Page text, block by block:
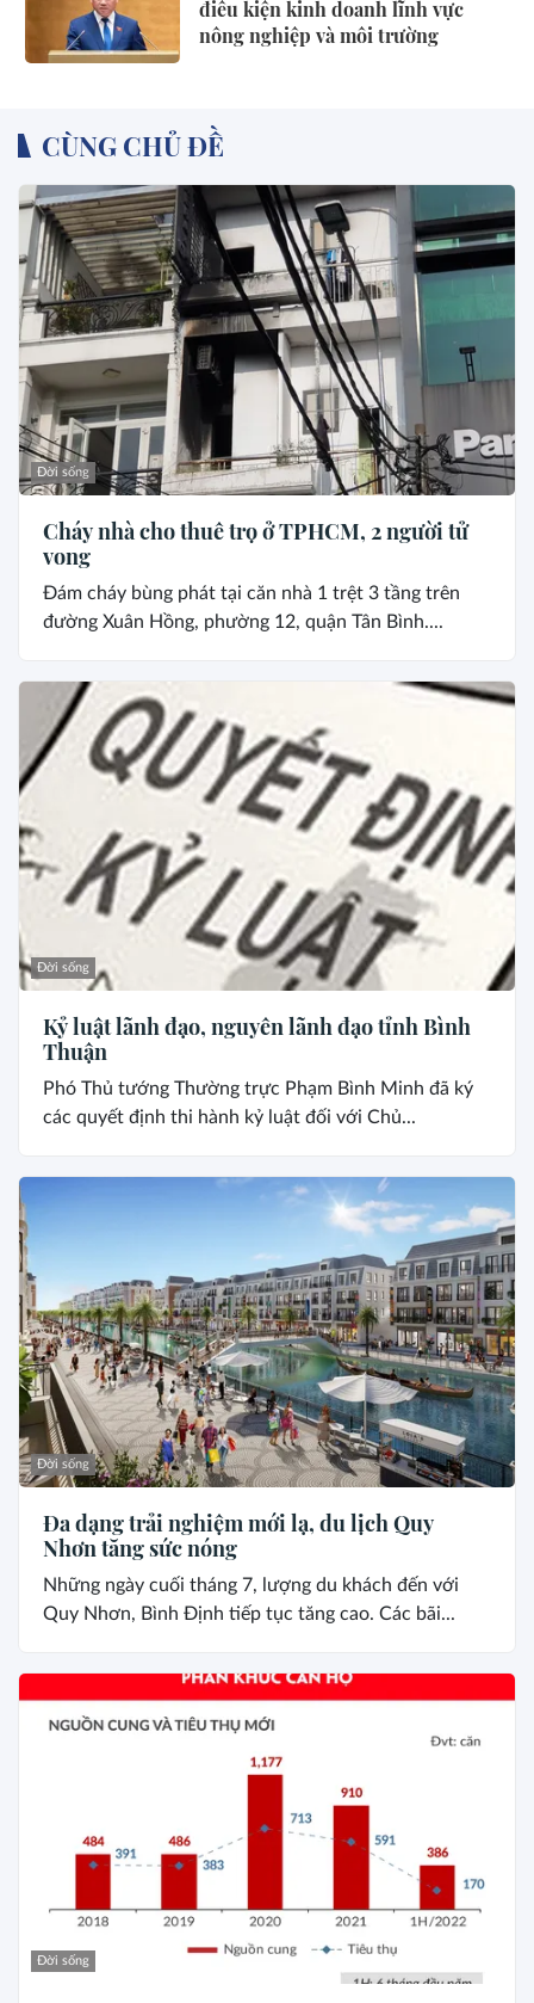
điều kiện kinh doanh lĩnh vực
nông nghiệp và môi trường
CÙNG CHỦ ĐỀ
Đời sống
Cháy nhà cho thuê trọ ở TPHCM, 2 người tử
vong
Đám cháy bùng phát tại căn nhà 1 trệt 3 tầng trên
đường Xuân Hồng, phường 12, quận Tân Bình....
Đời sống
Kỷ luật lãnh đạo, nguyên lãnh đạo tỉnh Bình
Thuận
Phó Thủ tướng Thường trực Phạm Bình Minh đã ký
các quyết định thi hành kỷ luật đối với Chủ...
Đời sống
Đa dạng trải nghiệm mới lạ, du lịch Quy
Nhơn tăng sức nóng
Những ngày cuối tháng 7, lượng du khách đến với
Quy Nhơn, Bình Định tiếp tục tăng cao. Các bãi...
Đời sống